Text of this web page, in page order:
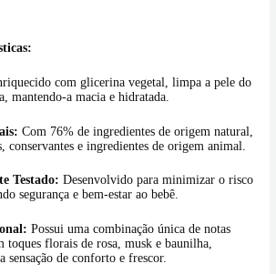
com glicerina vegetal, limpa a pele do
mantendo-a macia e hidratada.
Com 76% de ingredientes de origem natural,
conservantes e ingredientes de origem animal.
Testado: Desenvolvido para minimizar o risco
segurança e bem-estar ao bebê.
Possui uma combinação única de notas
toques florais de rosa, musk e baunilha,
sensação de conforto e frescor.